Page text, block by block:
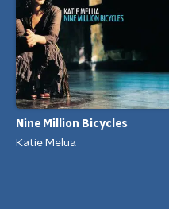
Nine Million Bicycles
Katie Melua